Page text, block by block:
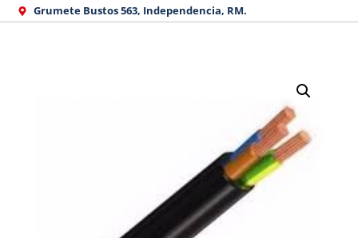
Grumete Bustos 563, Independencia, RM.